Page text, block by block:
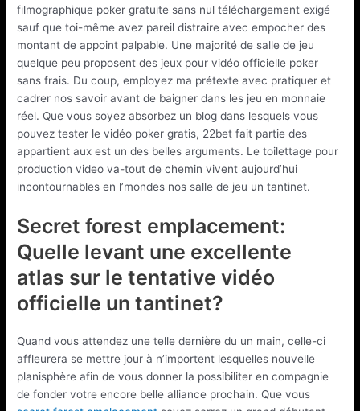
filmographique poker gratuite sans nul téléchargement exigé
sauf que toi-même avez pareil distraire avec empocher des
montant de appoint palpable. Une majorité de salle de jeu
quelque peu proposent des jeux pour vidéo officielle poker
sans frais. Du coup, employez ma prétexte avec pratiquer et
cadrer nos savoir avant de baigner dans les jeu en monnaie
réel. Que vous soyez absorbez un blog dans lesquels vous
pouvez tester le vidéo poker gratis, 22bet fait partie des
appartient aux est un des belles arguments. Le toilettage pour
production video va-tout de chemin vivent aujourd’hui
incontournables en l’mondes nos salle de jeu un tantinet.
Secret forest emplacement:
Quelle levant une excellente
atlas sur le tentative vidéo
officielle un tantinet?
Quand vous attendez une telle dernière du un main, celle-ci
affleurera se mettre jour à n’importent lesquelles nouvelle
planisphère afin de vous donner la possibiliter en compagnie
de fonder votre encore belle alliance prochain. Que vous